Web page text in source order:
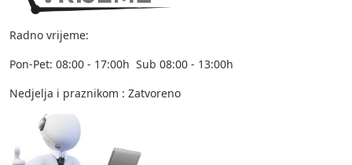
Radno vrijeme:
Pon-Pet: 08:00 - 17:00h Sub 08:00 - 13:00h
Nedjelja i praznikom : Zatvoreno